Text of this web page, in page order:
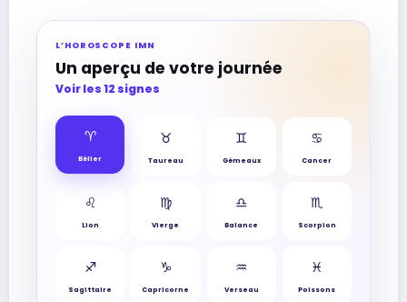
L’HOROSCOPE IMN
Un aperçu de votre journée
Voir les 12 signes
♈︎
Bélier
♉︎
Taureau
♊︎
Gémeaux
♋︎
Cancer
♌︎
Lion
♍︎
Vierge
♎︎
Balance
♏︎
Scorpion
♐︎
Sagittaire
♑︎
Capricorne
♒︎
Verseau
♓︎
Poissons